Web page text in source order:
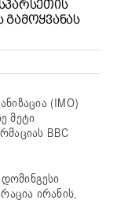
(IMO)
მეტი
BBC
ირანის,